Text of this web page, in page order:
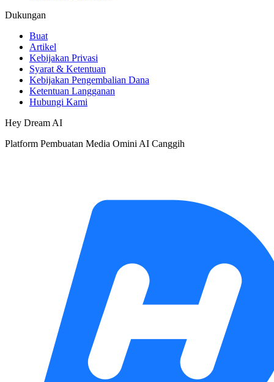
Dukungan
Buat
Artikel
Kebijakan Privasi
Syarat & Ketentuan
Kebijakan Pengembalian Dana
Ketentuan Langganan
Hubungi Kami
Hey Dream AI
Platform Pembuatan Media Omini AI Canggih